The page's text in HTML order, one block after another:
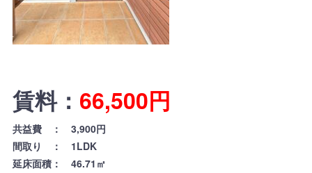
賃料： 66,500円
共益費 ： 3,900円
間取り ： 1LDK
延床面積： 46.71㎡